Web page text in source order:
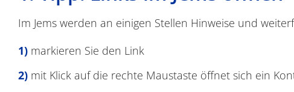
Im Jems werden an einigen Stellen Hinweise und
markieren Sie den Link
mit Klick auf die rechte Maustaste öffnet sich ein